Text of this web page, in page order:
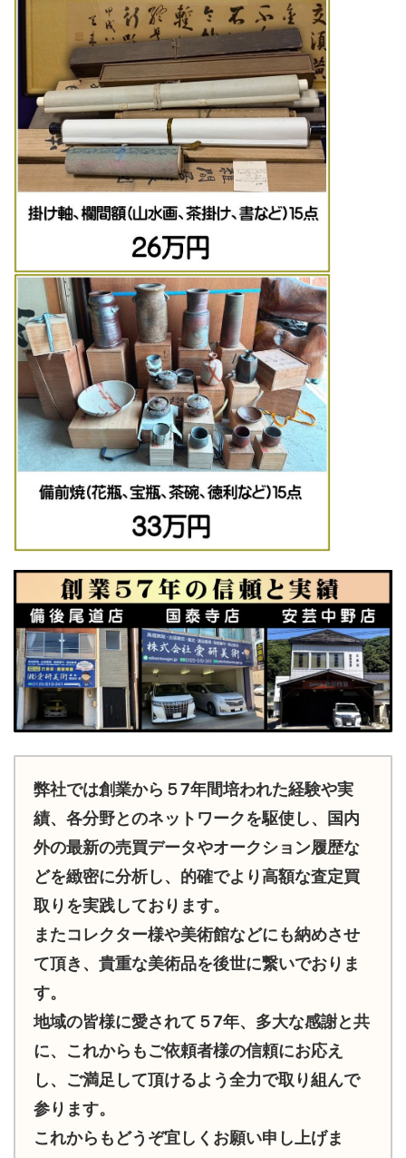
弊社では創業から５7年間培われた経験や実
績、各分野とのネットワークを駆使し、国内
外の最新の売買データやオークション履歴な
どを緻密に分析し、的確でより高額な査定買
取りを実践しております。
またコレクター様や美術館などにも納めさせ
て頂き、貴重な美術品を後世に繋いでおりま
す。
地域の皆様に愛されて５7年、多大な感謝と共
に、これからもご依頼者様の信頼にお応え
し、ご満足して頂けるよう全力で取り組んで
参ります。
これからもどうぞ宜しくお願い申し上げま